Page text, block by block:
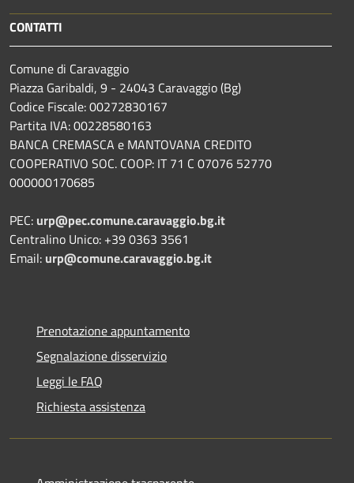
CONTATTI
Comune di Caravaggio
Piazza Garibaldi, 9 - 24043 Caravaggio (Bg)
Codice Fiscale: 00272830167
Partita IVA: 00228580163
BANCA CREMASCA e MANTOVANA CREDITO
COOPERATIVO SOC. COOP: IT 71 C 07076 52770
000000170685
PEC: urp@pec.comune.caravaggio.bg.it
Centralino Unico: +39 0363 3561
Email: urp@comune.caravaggio.bg.it
Prenotazione appuntamento
Segnalazione disservizio
Leggi le FAQ
Richiesta assistenza